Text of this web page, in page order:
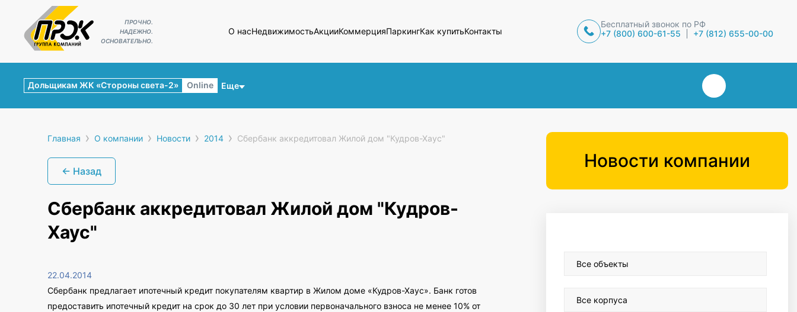
ПРОЧНО.
НАДЕЖНО.
ОСНОВАТЕЛЬНО.
О насНедвижимостьАкцииКоммерцияПаркингКак купитьКонтакты
Бесплатный звонок по РФ
+7 (800) 600-61-55
+7 (812) 655-00-00
Еще
Дольщикам ЖК «Стороны света-2» Online
Главная › О компании › Новости › 2014 › Сбербанк аккредитовал Жилой дом "Кудров-Хаус"
← Назад
Сбербанк аккредитовал Жилой дом "Кудров-
Хаус"
22.04.2014
Сбербанк предлагает ипотечный кредит покупателям квартир в Жилом доме «Кудров-Хаус». Банк готов
предоставить ипотечный кредит на срок до 30 лет при условии первоначального взноса не менее 10% от
Новости компании
Все объекты
Все корпуса